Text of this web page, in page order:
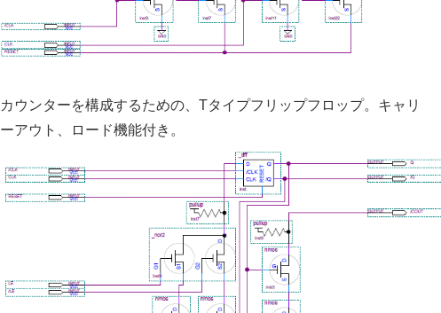
カウンターを構成するための、Tタイプフリップフロップ。キャリ
ーアウト、ロード機能付き。